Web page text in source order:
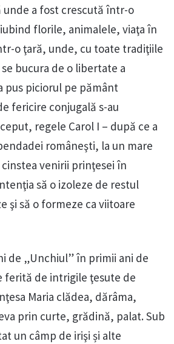
a fost crescută într-o
florile, animalele, viaţa în
o ţară, unde, cu toate tradiţiile
bucura de o libertate a
pus piciorul pe pământ
fericire conjugală s-au
regele Carol I – după ce a
româneşti, la un mare
venirii prinţesei în
să o izoleze de restul
şi să o formeze ca viitoare
de „Unchiul” în primii ani de
ferită de intrigile ţesute de
Maria clădea, dărâma,
prin curte, grădină, palat. Sub
un câmp de irişi și alte